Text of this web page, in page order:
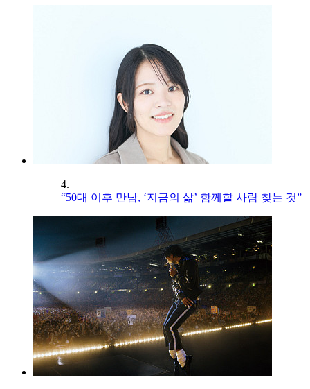
4.
“50대 이후 만남, ‘지금의 삶’ 함께할 사람 찾는 것”